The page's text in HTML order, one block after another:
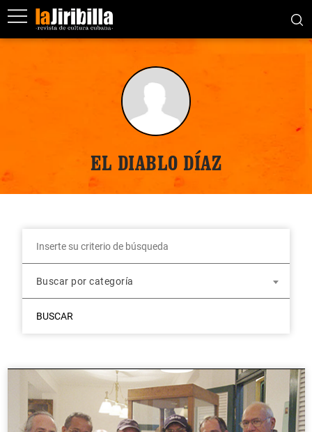
EL DIABLO DÍAZ
Buscar por categoría
BUSCAR